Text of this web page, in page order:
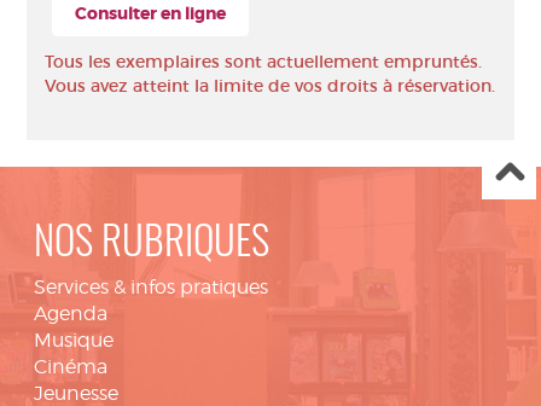
Consulter en ligne
Tous les exemplaires sont actuellement empruntés.
Vous avez atteint la limite de vos droits à réservation.
NOS RUBRIQUES
Services & infos pratiques
Agenda
Musique
Cinéma
Jeunesse